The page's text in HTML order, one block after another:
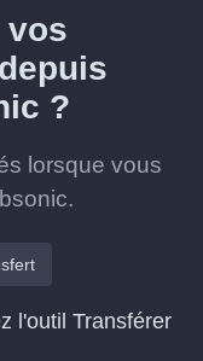
vos
?
lorsque vous
l'outil Transférer